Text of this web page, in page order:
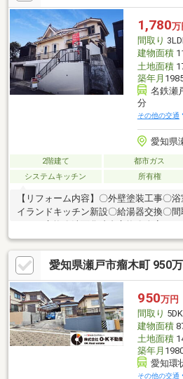
1,780万
間取り
建物面積
土地面積
築年月
名鉄瀬
分
その他の交通
愛知県
2階建て 都市ガス
システムキッチン
所有権
【リフォーム内容】〇外壁塗装工事〇
イランドキッチン新設〇給湯器交換〇間
〇リビング建具新調〇木部塗装工事一
【周辺施設】☆フィール瀬戸店 約４分☆ウ
ドラッグスギヤマ約９分☆Vドラ
瀬戸店 約１４分☆エディオン
愛知県瀬戸市瘤木町 950
950万円
間取り 5DK
建物面積
土地面積
築年月
愛知環
その他の交通